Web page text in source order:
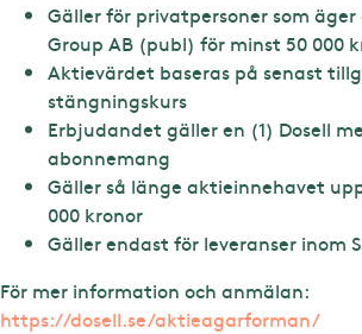
Gäller för privatpersoner som
Group AB (publ) för minst 50 000
Aktievärdet baseras på senast
stängningskurs
Erbjudandet gäller en (1) Dosell
abonnemang
Gäller så länge aktieinnehavet
000 kronor
Gäller endast för leveranser inom
För mer information och anmälan:
https://dosell.se/aktieagarforman/